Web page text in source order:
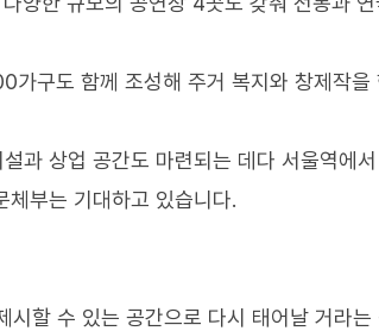
가구도 함께 조성해 주거 복지와 창제작
과 상업 공간도 마련되는 데다 서울역에
부는 기대하고 있습니다.
할 수 있는 공간으로 다시 태어날 거라는